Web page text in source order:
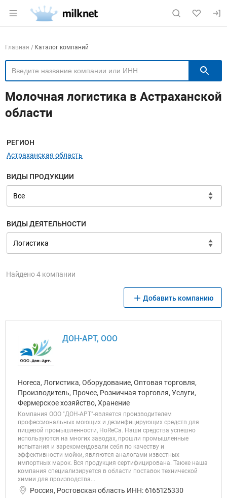
Раздел навигации по сайту milknet.ru
Навигация по компаниям
Главная Каталог компаний
Молочная логистика в Астраханской
области
Меню навигации
РЕГИОН
Астраханская область
ВИДЫ ПРОДУКЦИИ
ВИДЫ ДЕЯТЕЛЬНОСТИ
Найдено 4 компании
Добавить компанию
ДОН-АРТ, ООО
Horeca, Логистика, Оборудование, Оптовая торговля,
Производитель, Прочее, Розничная торговля, Услуги,
Фермерское хозяйство, Хранение
Компания ООО "ДОН-АРТ"-является производителем
профессиональных моющих и дезинфицирующих средств для
пищевой промышленности, HoReCa. Наши средства успешно
используются на многих заводах, прошли промышленные
испытания и зарекомендовали себя по качеству и
эффективности мойки, являются аналогами известных
импортных марок. Вся продукция сертифицирована. Также наша
компания специализируется в области поставок технической
химии для производства...
Россия, Ростовская область ИНН: 6165125330